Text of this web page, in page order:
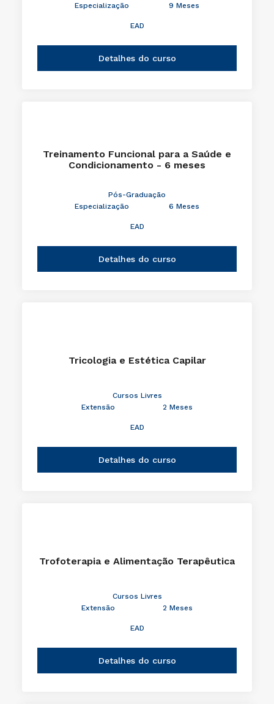
Especialização
9 Meses
EAD
Detalhes do curso
Treinamento Funcional para a Saúde e
Condicionamento - 6 meses
Pós-Graduação
Especialização
6 Meses
EAD
Detalhes do curso
Tricologia e Estética Capilar
Cursos Livres
Extensão
2 Meses
EAD
Detalhes do curso
Trofoterapia e Alimentação Terapêutica
Cursos Livres
Extensão
2 Meses
EAD
Detalhes do curso